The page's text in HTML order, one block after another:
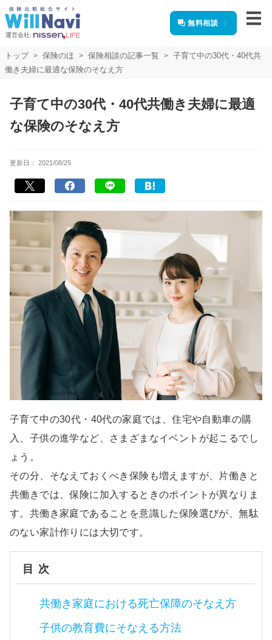
運営会社:
無料相談
トップ 保険のほ 保険相談の記事一覧
子育て中の30代・40代共
働き夫婦に最適な保険のそなえ方
子育て中の30代・40代共働き夫婦に最適
な保険のそなえ方
更新日： 2021/08/25
子育て中の30代・40代の家庭では、住宅や自動車の購
入、子供の進学など、さまざまなイベントが起こるでし
ょう。
その分、そなえておくべき保険も増えますが、片働きと
共働きでは、保険に加入するときのポイントが異なりま
す。共働き家庭であることを意識した保険選びが、無駄
のない家計作りには大切です。
目次
共働き家庭における死亡保障のそなえ方
子供の教育費にそなえる方法